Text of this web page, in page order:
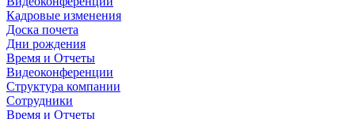
Кадровые изменения
Доска почета
Дни рождения
Время и Отчеты
Видеоконференции
Структура компании
Сотрудники
Время и Отчеты